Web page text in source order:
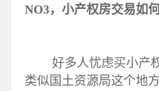
NO3，小产权房交易如
好多人忧虑买小产权
类似国土资源局这个地